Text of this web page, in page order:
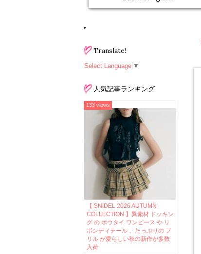
Translate!
Select Language ▼
人気記事ランキング
【 SNIDEL 2026 AUTUMN
COLLECTION 】異素材 ドッキン
グ の ボウタイ ワンピース や リ
ボンディテール 、たっぷりの フ
リル が愛らしい秋の新作が多数
入荷
133 views